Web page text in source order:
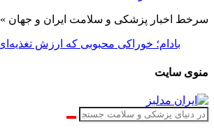
سرخط اخبار پزشکی و سلامت ایران و جهان »
صا
منوی سایت